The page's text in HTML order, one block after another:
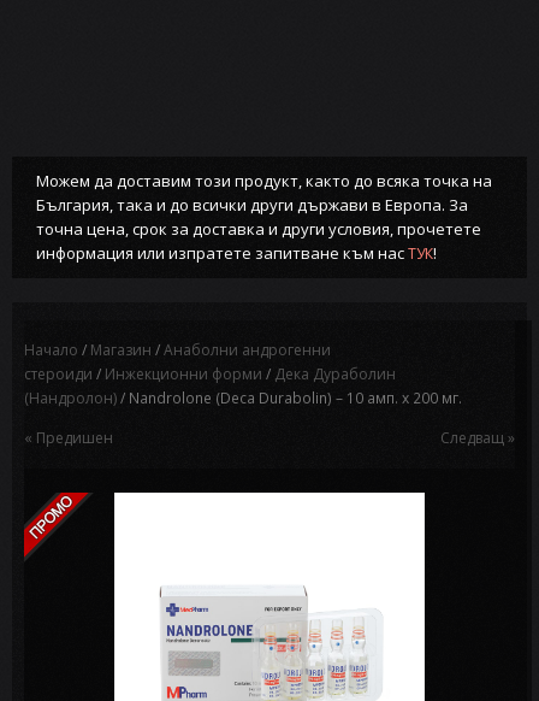
Можем да доставим този продукт, както до всяка точка на
България, така и до всички други държави в Европа. За
точна цена, срок за доставка и други условия, прочетете
информация или изпратете запитване към насТУК!
Начало / Магазин /Анаболни андрогенни
стероиди / Инжекционни форми / Дека Дураболин
(Нандролон)/ Nandrolone (Deca Durabolin) – 10 амп. х 200 мг.
« Предишен
Следващ »